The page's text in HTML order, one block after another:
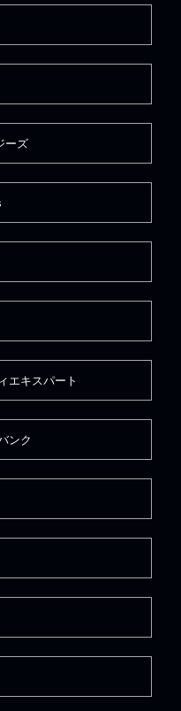
ーズ
エキスパート
ンク